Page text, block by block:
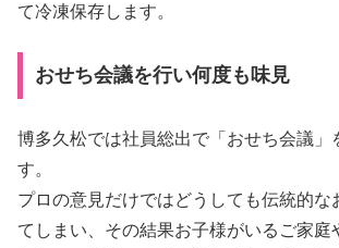
て冷凍保存します。
おせち会議を行い何度も味見
博多久松では社員総出で「おせち会議」
す。
プロの意見だけではどうしても伝統的な
てしまい、その結果お子様がいるご家庭